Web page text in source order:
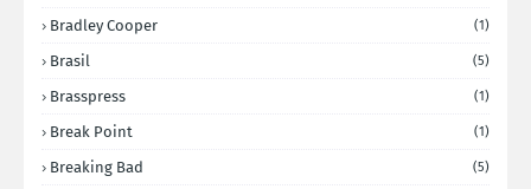
Bradley Cooper (1)
Brasil (5)
Brasspress (1)
Break Point (1)
Breaking Bad (5)